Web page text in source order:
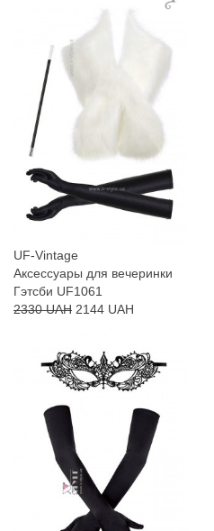
UF-Vintage
Аксессуары для вечеринки
Гэтсби UF1061
2330 UAH 2144 UAH